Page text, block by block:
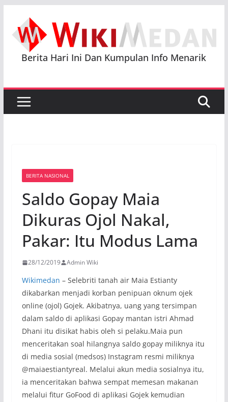
content
Berita Hari Ini Dan Kumpulan Info Menarik
BERITA NASIONAL
Saldo Gopay Maia
Dikuras Ojol Nakal,
Pakar: Itu Modus Lama
28/12/2019 Admin Wiki
Wikimedan – Selebriti tanah air Maia Estianty
dikabarkan menjadi korban penipuan oknum ojek
online (ojol) Gojek. Akibatnya, uang yang tersimpan
dalam saldo di aplikasi Gopay mantan istri Ahmad
Dhani itu disikat habis oleh si pelaku.Maia pun
menceritakan soal hilangnya saldo gopay miliknya itu
di media sosial (medsos) Instagram resmi miliknya
@maiaestiantyreal. Melalui akun media sosialnya itu,
ia menceritakan bahwa sempat memesan makanan
melalui fitur GoFood di aplikasi Gojek kemudian